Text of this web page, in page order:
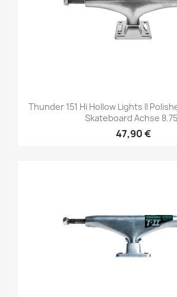
Thunder 151 Hi Hollow Lights II
Skateboard Achse
47,90 €